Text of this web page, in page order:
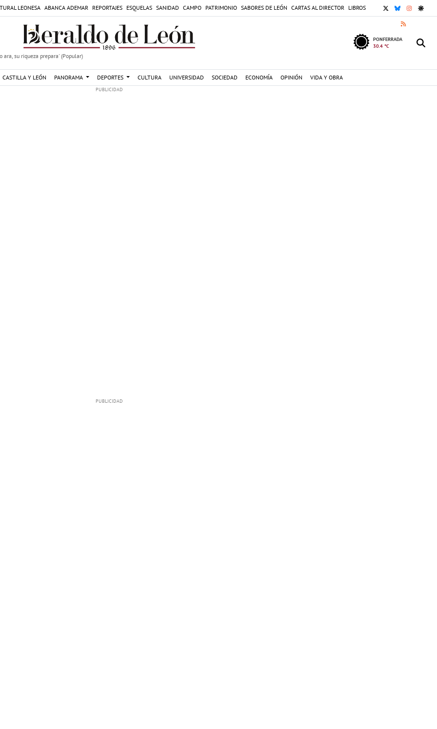
LEONESA ABANCA ADEMAR REPORTAJES ESQUELAS SANIDAD CAMPO PATRIMONIO SABORES DE LEÓN CARTAS AL DIRECTOR LIBROS X BLUESKY
RSS
ara, su riqueza prepara' (Popular)
PONFERRADA
30.4 °C
CASTILLA Y LEÓN PANORAMA DEPORTES CULTURA UNIVERSIDAD SOCIEDAD ECONOMÍA OPINIÓN VIDA Y OBRA